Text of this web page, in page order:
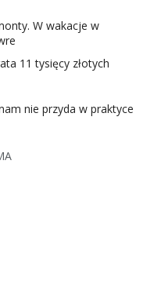
W wakacje w
11 tysięcy złotych
nie przyda w praktyce